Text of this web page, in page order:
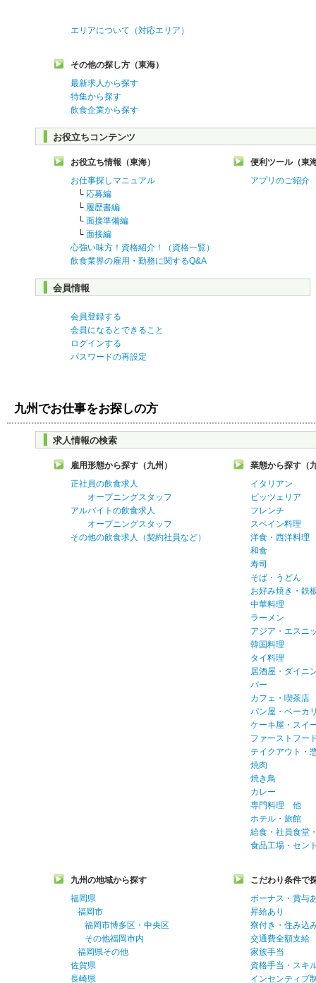
エリアについて（対応エリア）
その他の探し方（東海）
最新求人から探す
特集から探す
飲食企業から探す
お役立ちコンテンツ
お役立ち情報（東海）
お仕事探しマニュアル
└ 応募編
└ 履歴書編
└ 面接準備編
└ 面接編
心強い味方！資格紹介！（資格一覧）
飲食業界の雇用・勤務に関するQ&A
便利ツール（東
アプリのご紹介
会員情報
会員登録する
会員になるとできること
ログインする
パスワードの再設定
九州でお仕事をお探しの方
求人情報の検索
雇用形態から探す（九州）
正社員の飲食求人
オープニングスタッフ
アルバイトの飲食求人
オープニングスタッフ
その他の飲食求人（契約社員など）
業態から探す（
イタリアン
ピッツェリア
フレンチ
スペイン料理
洋食・西洋料理
和食
寿司
そば・うどん
お好み焼き・鉄
中華料理
ラーメン
アジア・エスニ
韓国料理
タイ料理
居酒屋・ダイニ
バー
カフェ・喫茶店
パン屋・ベーカ
ケーキ屋・スイ
ファーストフー
テイクアウト・
焼肉
焼き鳥
カレー
専門料理 他
ホテル・旅館
給食・社員食堂
食品工場・セン
九州の地域から探す
福岡県
福岡市
福岡市博多区・中央区
その他福岡市内
福岡県その他
佐賀県
長崎県
こだわり条件で
ボーナス・賞与
昇給あり
寮付き・住み込
交通費全額支給
家族手当
資格手当・スキ
インセンティブ